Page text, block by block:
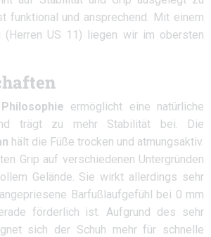
funktional und ansprechend. Mit einem
(Herren US 11) liegen wir im obersten
ermöglicht eine natürliche
trägt zu mehr Stabilität bei. Die
hält die Füße trocken und atmungsaktiv.
Grip auf verschiedenen Untergründen
Gelände. Sie wirkt allerdings sehr
Barfußlaufgefühl bei 0 mm
förderlich ist. Aufgrund des sehr
sich der Schuh mehr für schnelle